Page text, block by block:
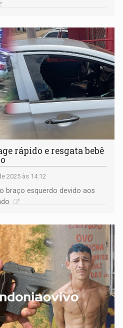
rápido e resgata bebê
2025 às 14:12
braço esquerdo devido aos